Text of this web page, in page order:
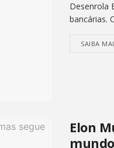
Desenrola
bancárias.
SAIBA
Elon
mundo